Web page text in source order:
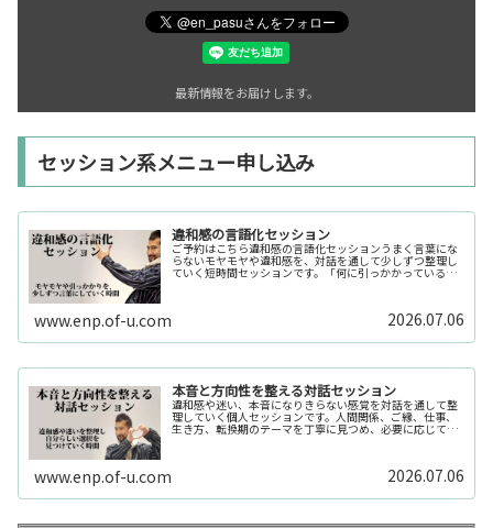
最新情報をお届けします。
セッション系メニュー申し込み
違和感の言語化セッション
ご予約はこちら違和感の言語化セッションうまく言葉にな
らないモヤモヤや違和感を、対話を通して少しずつ整理し
ていく短時間セッションです。「何に引っかかっているの
か分からない」「今の自分の状態を整理したい」そんな時
www.enp.of-u.com 2026.07.06
本音と方向性を整える対話セッション
違和感や迷い、本音になりきらない感覚を対話を通して整
理していく個人セッションです。人間関係、ご縁、仕事、
生き方、転換期のテーマを丁寧に見つめ、必要に応じてカ
www.enp.of-u.com 2026.07.06